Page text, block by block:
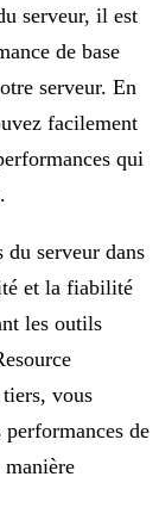
serveur, il est
de base
serveur. En
facilement
qui
serveur dans
et la fiabilité
les outils
vous
de